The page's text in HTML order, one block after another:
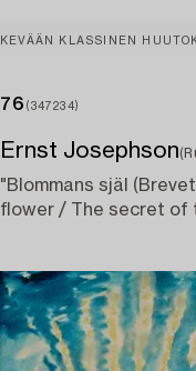
KEVÄÄN KLASSINEN
76 (347234)
Ernst Josephson
"Blommans själ
flower / The secret of